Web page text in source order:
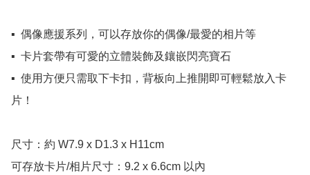
▪️  偶像應援系列，可以存放你的偶像/最愛的相片等
▪️  卡片套帶有可愛的立體裝飾及鑲嵌閃亮寶石
▪️  使用方便只需取下卡扣，背板向上推開即可輕鬆放入卡
片！
尺寸：約 W7.9 x D1.3 x H11cm
可存放卡片/相片尺寸：9.2 x 6.6cm 以內